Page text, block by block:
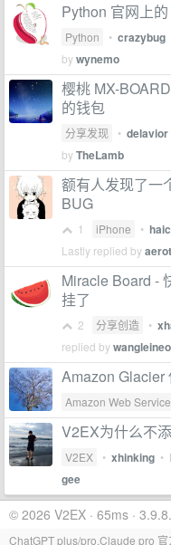
Python 官网上
Python • crazybug
bywynemo
樱桃 MX-
的钱包
分享发现 • delavior
byTheLamb
额有人发现了一
BUG
1 iPhone •
Lastly replied by
Miracle Board -
挂了
2 分享创造 •
replied bywangleineo
Amazon Glacier
Amazon Web
V2EX为什么不
V2EX • xhinking •
gee
© 2026 V2EX · 65ms ·
ChatGPT plus/pro,Claude pro